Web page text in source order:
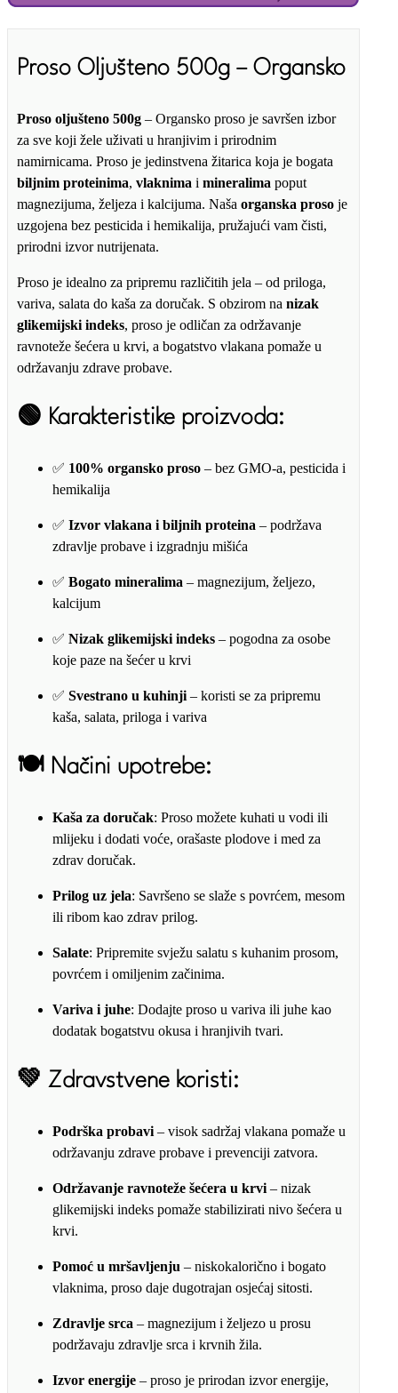
Proso Oljušteno 500g – Organsko
Proso oljušteno 500g – Organsko proso je savršen izbor
za sve koji žele uživati u hranjivim i prirodnim
namirnicama. Proso je jedinstvena žitarica koja je bogata
biljnim proteinima, vlaknima i mineralima poput
magnezijuma, željeza i kalcijuma. Naša organska proso je
uzgojena bez pesticida i hemikalija, pružajući vam čisti,
prirodni izvor nutrijenata.
Proso je idealno za pripremu različitih jela – od priloga,
variva, salata do kaša za doručak. S obzirom na nizak
glikemijski indeks, proso je odličan za održavanje
ravnoteže šećera u krvi, a bogatstvo vlakana pomaže u
održavanju zdrave probave.
🟢 Karakteristike proizvoda:
✅ 100% organsko proso – bez GMO-a, pesticida i
hemikalija
✅ Izvor vlakana i biljnih proteina – podržava
zdravlje probave i izgradnju mišića
✅ Bogato mineralima – magnezijum, željezo,
kalcijum
✅ Nizak glikemijski indeks – pogodna za osobe
koje paze na šećer u krvi
✅ Svestrano u kuhinji – koristi se za pripremu
kaša, salata, priloga i variva
🍽️ Načini upotrebe:
Kaša za doručak: Proso možete kuhati u vodi ili
mlijeku i dodati voće, orašaste plodove i med za
zdrav doručak.
Prilog uz jela: Savršeno se slaže s povrćem, mesom
ili ribom kao zdrav prilog.
Salate: Pripremite svježu salatu s kuhanim prosom,
povrćem i omiljenim začinima.
Variva i juhe: Dodajte proso u variva ili juhe kao
dodatak bogatstvu okusa i hranjivih tvari.
💚 Zdravstvene koristi:
Podrška probavi – visok sadržaj vlakana pomaže u
održavanju zdrave probave i prevenciji zatvora.
Održavanje ravnoteže šećera u krvi – nizak
glikemijski indeks pomaže stabilizirati nivo šećera u
krvi.
Pomoć u mršavljenju – niskokalorično i bogato
vlaknima, proso daje dugotrajan osjećaj sitosti.
Zdravlje srca – magnezijum i željezo u prosu
podržavaju zdravlje srca i krvnih žila.
Izvor energije – proso je prirodan izvor energije,